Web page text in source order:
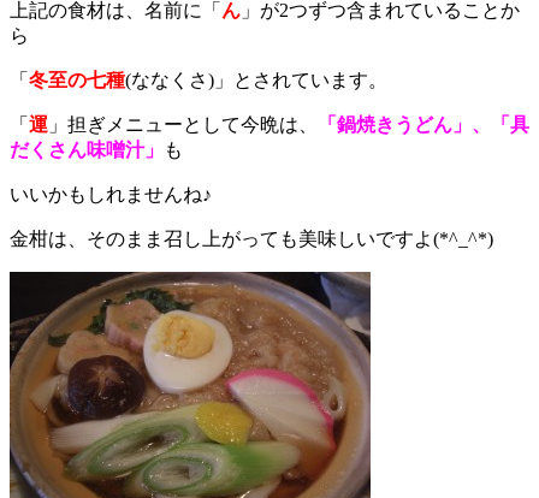
上記の食材は、名前に「 ん 」が2つずつ含まれていることか
ら
「 冬至の七種(ななくさ)」とされています。
「 運 」担ぎメニューとして今晩は、
「鍋焼きうどん」、「具
だくさん味噌汁」
も
いいかもしれませんね♪
金柑は、そのまま召し上がっても美味しいですよ(*^_^*)